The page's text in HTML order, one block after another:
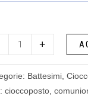
+
Battesimi
cioccoposto